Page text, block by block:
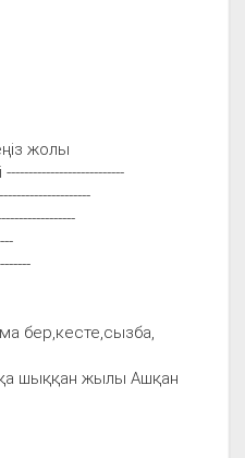
жолы
бер,кесте,сызба,
шыққан жылы Ашқан